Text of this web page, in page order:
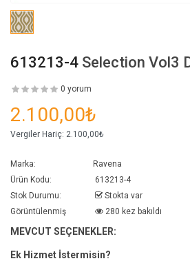
613213-4 Selection Vol3
0 yorum
2.100,00₺
Vergiler Hariç: 2.100,00₺
Marka:
Ravena
Ürün Kodu:
613213-4
Stok Durumu:
Stokta var
Görüntülenmiş
280 kez bakıldı
MEVCUT SEÇENEKLER:
Ek Hizmet İstermisin?